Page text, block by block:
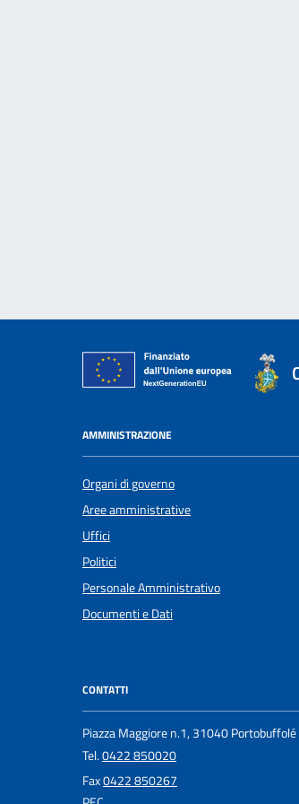
AMMINISTRAZIONE
Organi di governo
Aree amministrative
Uffici
Politici
Personale Amministrativo
Documenti e Dati
CONTATTI
Piazza Maggiore n.1, 31040 Portobuffolé
Tel.0422 850020
Fax0422 850267